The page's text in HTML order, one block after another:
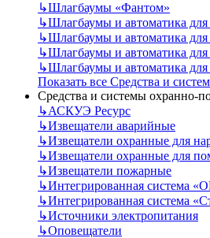
↳Шлагбаумы «Фантом»
↳Шлагбаумы и автоматика
↳Шлагбаумы и автоматика
↳Шлагбаумы и автоматика
↳Шлагбаумы и автоматика
Показать все Средства и
Средства и системы охранно-
↳АСКУЭ Ресурс
↳Извещатели аварийные
↳Извещатели охранные для
↳Извещатели охранные для
↳Извещатели пожарные
↳Интегрированная система
↳Интегрированная система
↳Источники электропитания
↳Оповещатели